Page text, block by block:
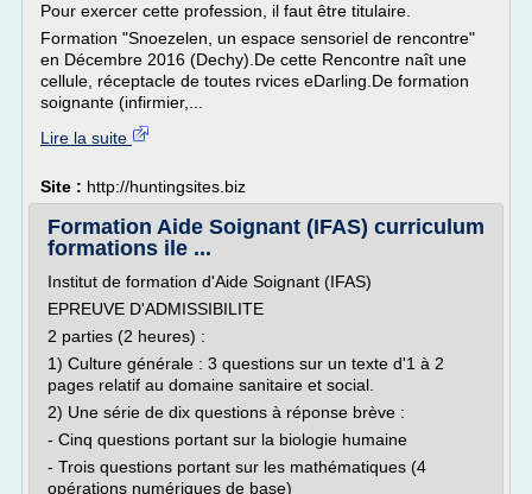
Pour exercer cette profession, il faut être titulaire.
Formation "Snoezelen, un espace sensoriel de rencontre"
en Décembre 2016 (Dechy).De cette Rencontre naît une
cellule, réceptacle de toutes rvices eDarling.De formation
soignante (infirmier,...
Lire la suite
Site : http://huntingsites.biz
Formation Aide Soignant (IFAS) curriculum
formations ile ...
Institut de formation d'Aide Soignant (IFAS)
EPREUVE D'ADMISSIBILITE
2 parties (2 heures) :
1) Culture générale : 3 questions sur un texte d'1 à 2
pages relatif au domaine sanitaire et social.
2) Une série de dix questions à réponse brève :
- Cinq questions portant sur la biologie humaine
- Trois questions portant sur les mathématiques (4
opérations numériques de base)